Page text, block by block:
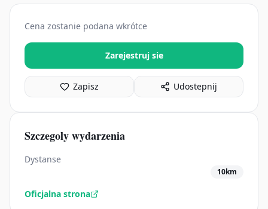
Cena zostanie podana wkrótce
Zarejestruj sie
Zapisz Udostepnij
Szczegoly wydarzenia
Dystanse
10km
Oficjalna strona